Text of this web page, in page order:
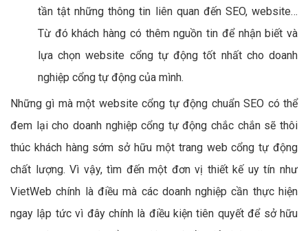
tần tật những thông tin liên quan đến SEO, website…
Từ đó khách hàng có thêm nguồn tin để nhận biết và
lựa chọn website cổng tự động tốt nhất cho doanh
nghiệp cổng tự động của mình.
Những gì mà một website cổng tự động chuẩn SEO có thể
đem lại cho doanh nghiệp cổng tự động chắc chắn sẽ thôi
thúc khách hàng sớm sở hữu một trang web cổng tự động
chất lượng. Vì vậy, tìm đến một đơn vị thiết kế uy tín như
VietWeb chính là điều mà các doanh nghiệp cần thực hiện
ngay lập tức vì đây chính là điều kiện tiên quyết để sở hữu